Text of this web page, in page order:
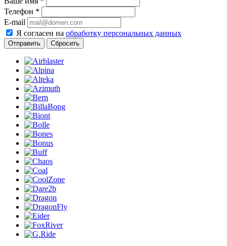
Телефон *
E-mail
Я согласен на обработку персональных данных
Сбросить